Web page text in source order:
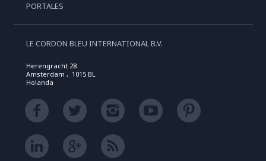
PORTALES
LE CORDON BLEU INTERNATIONAL B.V.
Herengracht 28
Amsterdam , 1015 BL
Holanda